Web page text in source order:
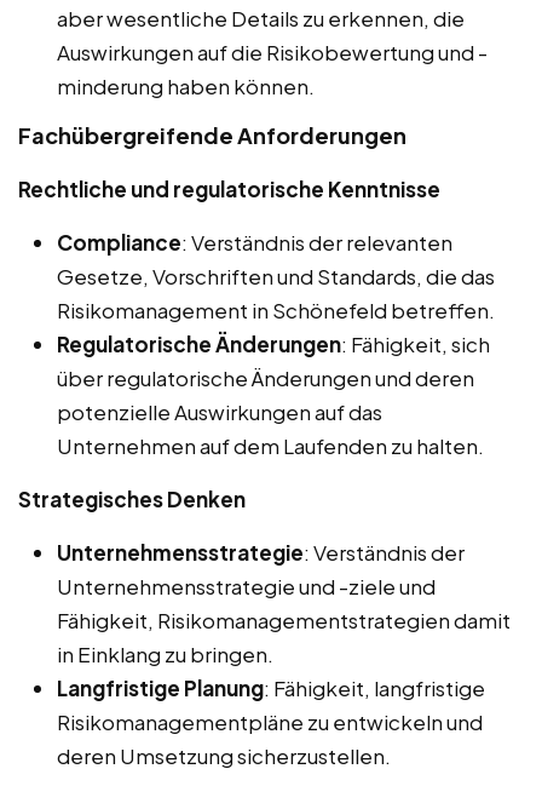
aber wesentliche Details zu erkennen, die
Auswirkungen auf die Risikobewertung und -
minderung haben können.
Fachübergreifende Anforderungen
Rechtliche und regulatorische Kenntnisse
Compliance: Verständnis der relevanten
Gesetze, Vorschriften und Standards, die das
Risikomanagement in Schönefeld betreffen.
Regulatorische Änderungen: Fähigkeit, sich
über regulatorische Änderungen und deren
potenzielle Auswirkungen auf das
Unternehmen auf dem Laufenden zu halten.
Strategisches Denken
Unternehmensstrategie: Verständnis der
Unternehmensstrategie und -ziele und
Fähigkeit, Risikomanagementstrategien damit
in Einklang zu bringen.
Langfristige Planung: Fähigkeit, langfristige
Risikomanagementpläne zu entwickeln und
deren Umsetzung sicherzustellen.